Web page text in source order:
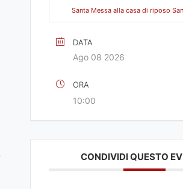
Santa Messa alla casa di riposo
DATA
Ago 08 2026
ORA
10:00
CONDIVIDI QUESTO